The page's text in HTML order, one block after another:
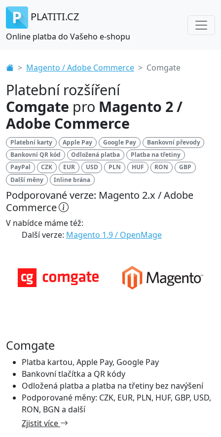
PLATITI.CZ
Online platba do Vašeho e-shopu
Magento / Adobe Commerce Comgate
Platební rozšíření
Comgate pro Magento 2 /
Adobe Commerce
Platební karty Apple Pay Google Pay
Bankovní převody
Bankovní QR kód
Odložená platba
Platba na třetiny
PayPal
CZK EUR USD PLN HUF RON
GBP
Další měny
Inline brána
Podporované verze: Magento 2.x / Adobe
Commerce
V nabídce máme též:
Další verze: Magento 1.9 / OpenMage
Comgate
Platba kartou, Apple Pay, Google Pay
Bankovní tlačítka a QR kódy
Odložená platba a platba na třetiny bez navýšení
Podporované měny: CZK, EUR, PLN, HUF, GBP, USD,
RON, BGN a další
Zjistit více